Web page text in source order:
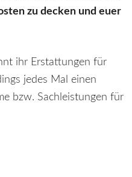
zu decken und euer
ihr Erstattungen für
jedes Mal einen
bzw. Sachleistungen für